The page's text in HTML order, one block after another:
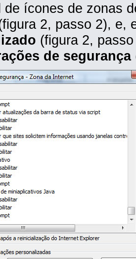
de ícones de zonas
2, passo 2), e,
(figura 2,
de segurança